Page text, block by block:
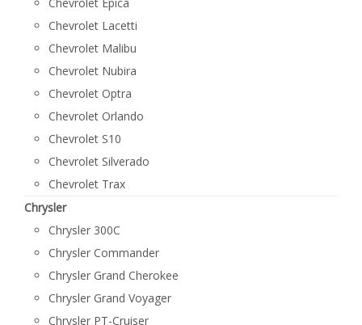
Chevrolet Lacetti
Chevrolet Malibu
Chevrolet Nubira
Chevrolet Optra
Chevrolet Orlando
Chevrolet S10
Chevrolet Silverado
Chevrolet Trax
Chrysler
Chrysler 300C
Chrysler Commander
Chrysler Grand Cherokee
Chrysler Grand Voyager
Chrysler PT-Cruiser